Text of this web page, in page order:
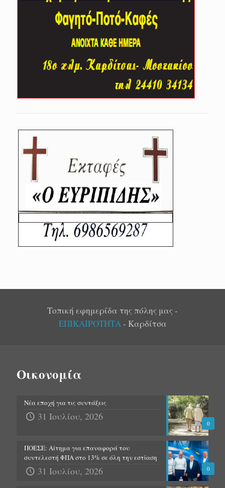
Τοπική εφημερίδα της πόλης μας -
ΕΠΙΚΑΙΡΟΤΗΤΑ- Καρδίτσα
Οικονομία
0
Νέα εποχή για τις συντάξεις
31 Ιουλίου, 2026
0
ΠΟΕΣΕ: Αίτημα για επαναφορά του
συντελεστή ΦΠΑ στο 13% σε όλη την εστίαση
31 Ιουλίου, 2026